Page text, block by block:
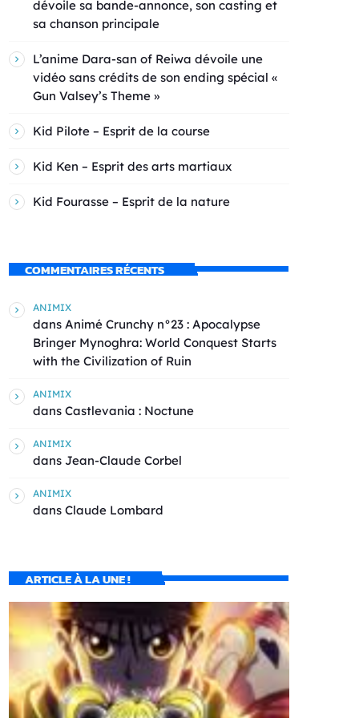
dévoile sa bande-annonce, son casting et
sa chanson principale
L’anime Dara-san of Reiwa dévoile une
vidéo sans crédits de son ending spécial «
Gun Valsey’s Theme »
Kid Pilote – Esprit de la course
Kid Ken – Esprit des arts martiaux
Kid Fourasse – Esprit de la nature
COMMENTAIRES RÉCENTS
ANIMIX
dans Animé Crunchy n°23 : Apocalypse
Bringer Mynoghra: World Conquest Starts
with the Civilization of Ruin
ANIMIX
dans Castlevania : Noctune
ANIMIX
dans Jean-Claude Corbel
ANIMIX
dans Claude Lombard
ARTICLE À LA UNE !